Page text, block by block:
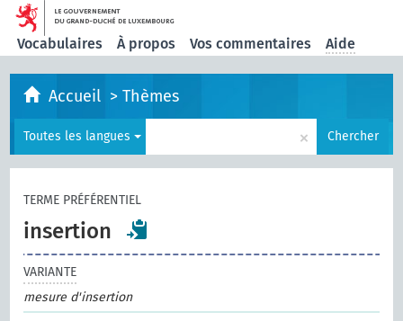
Vocabulaires À propos Vos commentaires Aide
Accueil >Thèmes
Toutes les langues × Chercher
TERME PRÉFÉRENTIEL
insertion
VARIANTE
mesure d'insertion